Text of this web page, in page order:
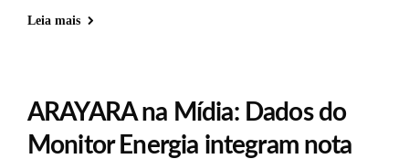
Leia mais
ARAYARA na Mídia: Dados do
Monitor Energia integram nota